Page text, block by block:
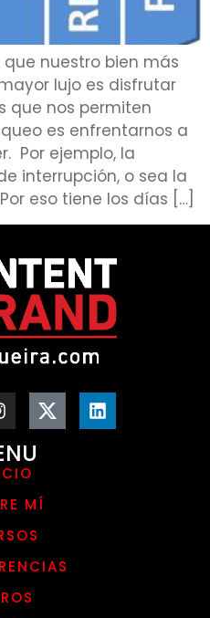
nuestro bien más
lujo es disfrutar
que nos permiten
es enfrentarnos a
Por ejemplo, la
interrupción, o sea la
eso tiene los días […]
MÍ